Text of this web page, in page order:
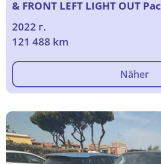
& FRONT LEFT LIGHT OUT Pac
2022 г.
121 488 km
Näher